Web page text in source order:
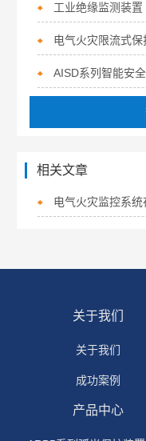
工业绝缘监测装置
电气火灾限流式保
AISD系列智能安
相关文章
电气火灾监控系
关于我们
关于我们
成功案例
产品中心